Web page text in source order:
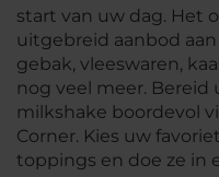
start van uw dag. Het
uitgebreid aanbod
gebak, vleeswaren,
nog veel meer. Bereid
milkshake boordevol
Corner. Kies uw
toppings en doe ze in